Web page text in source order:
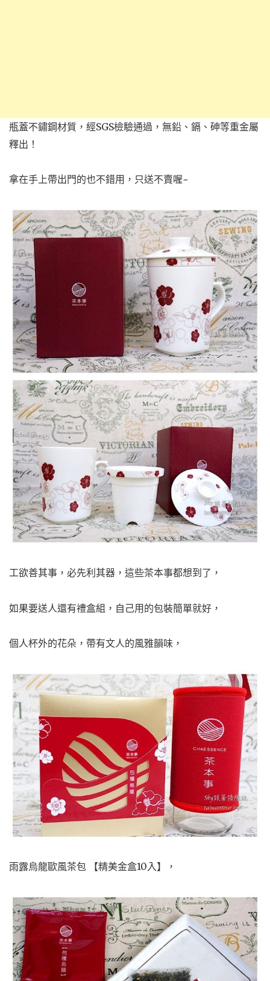
瓶蓋不鏽鋼材質，經SGS檢驗通過，無鉛、鎘、砷等重金屬
釋出！
拿在手上帶出門的也不錯用，只送不賣喔~
工欲善其事，必先利其器，這些茶本事都想到了，
如果要送人還有禮盒組，自己用的包裝簡單就好，
個人杯外的花朵，帶有文人的風雅韻味，
雨露烏龍歐風茶包 【精美金盒10入】，